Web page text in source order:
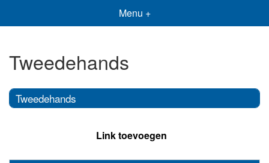
Menu +
Tweedehands
Tweedehands
Link toevoegen